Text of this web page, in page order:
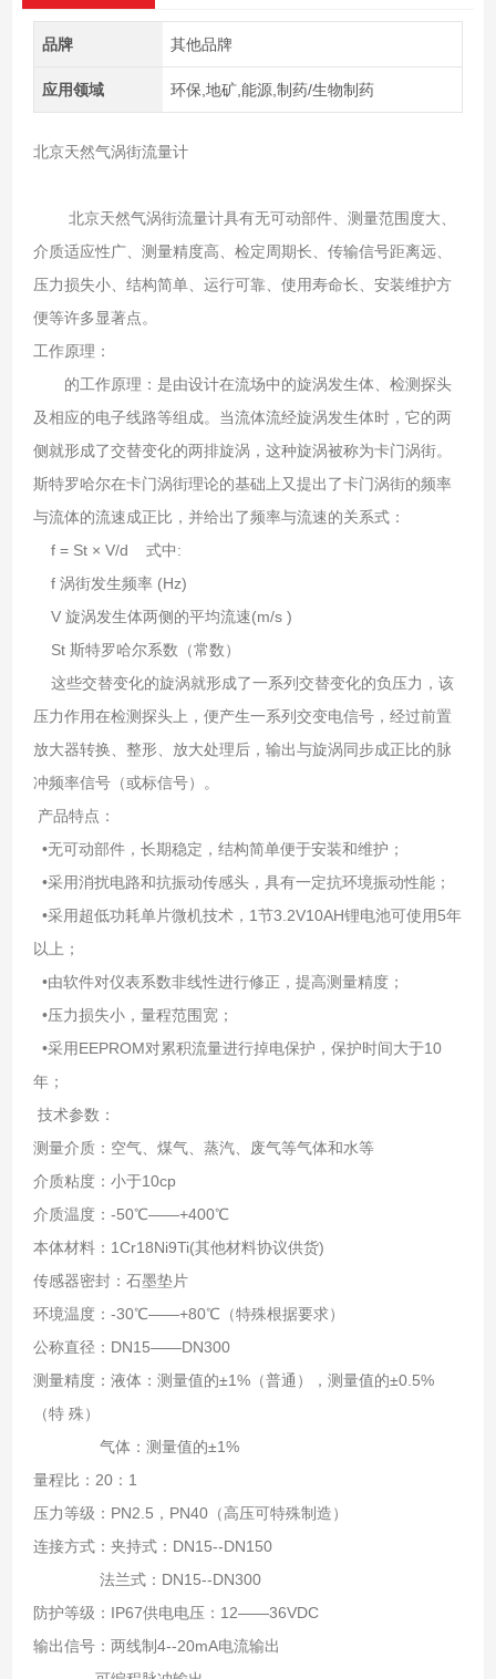
品牌 其他品牌
应用领域 环保,地矿,能源,制药/生物制药
北京天然气涡街流量计
北京天然气涡街流量计具有无可动部件、测量范围度大、
介质适应性广、测量精度高、检定周期长、传输信号距离远、
压力损失小、结构简单、运行可靠、使用寿命长、安装维护方
便等许多显著点。
工作原理：
的工作原理：是由设计在流场中的旋涡发生体、检测探头
及相应的电子线路等组成。当流体流经旋涡发生体时，它的两
侧就形成了交替变化的两排旋涡，这种旋涡被称为卡门涡街。
斯特罗哈尔在卡门涡街理论的基础上又提出了卡门涡街的频率
与流体的流速成正比，并给出了频率与流速的关系式：
f = St × V/d 式中:
f 涡街发生频率 (Hz)
V 旋涡发生体两侧的平均流速(m/s )
St 斯特罗哈尔系数（常数）
这些交替变化的旋涡就形成了一系列交替变化的负压力，该
压力作用在检测探头上，便产生一系列交变电信号，经过前置
放大器转换、整形、放大处理后，输出与旋涡同步成正比的脉
冲频率信号（或标信号）。
产品特点：
•无可动部件，长期稳定，结构简单便于安装和维护；
•采用消扰电路和抗振动传感头，具有一定抗环境振动性能；
•采用超低功耗单片微机技术，1节3.2V10AH锂电池可使用5年
以上；
•由软件对仪表系数非线性进行修正，提高测量精度；
•压力损失小，量程范围宽；
•采用EEPROM对累积流量进行掉电保护，保护时间大于10
年；
技术参数：
测量介质：空气、煤气、蒸汽、废气等气体和水等
介质粘度：小于10cp
介质温度：-50℃——+400℃
本体材料：1Cr18Ni9Ti(其他材料协议供货)
传感器密封：石墨垫片
环境温度：-30℃——+80℃（特殊根据要求）
公称直径：DN15——DN300
测量精度：液体：测量值的±1%（普通），测量值的±0.5%
（特 殊）
气体：测量值的±1%
量程比：20：1
压力等级：PN2.5，PN40（高压可特殊制造）
连接方式：夹持式：DN15--DN150
法兰式：DN15--DN300
防护等级：IP67供电电压：12——36VDC
输出信号：两线制4--20mA电流输出